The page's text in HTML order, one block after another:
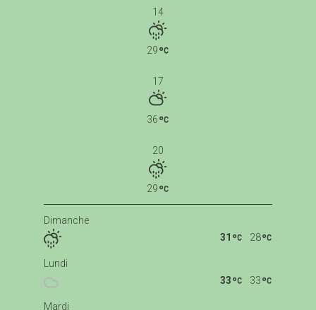
14
29
17
36
20
29
Dimanche
28
31
Lundi
33
33
Mardi